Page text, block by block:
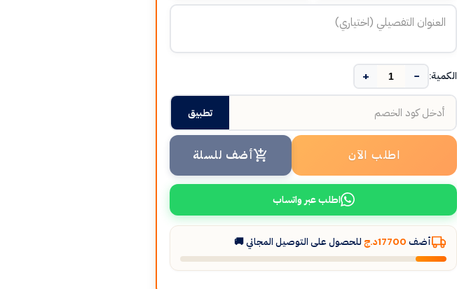
الكمية: −
+
تطبيق
اطلب الآن أضف للسلة
اطلب عبر واتساب
أضف 17700د.ج للحصول على التوصيل المجاني 🚚